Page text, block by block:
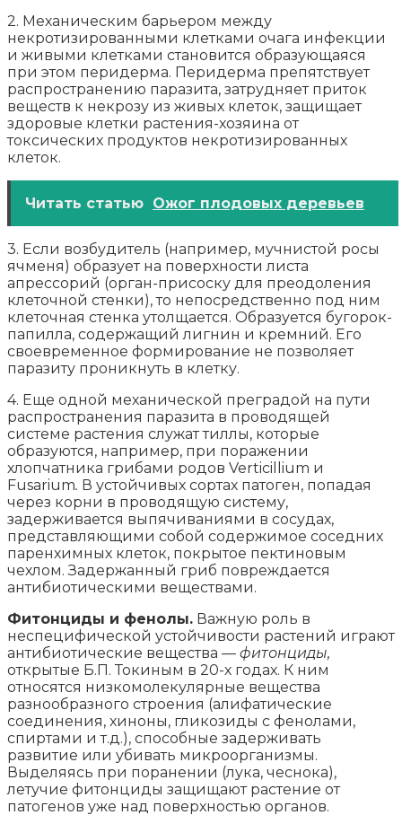
2. Механическим барьером между
некротизированными клетками очага инфекции
и живыми клетками становится образующаяся
при этом перидерма. Перидерма препятствует
распространению паразита, затрудняет приток
веществ к некрозу из живых клеток, защищает
здоровые клетки растения-хозяина от
токсических продуктов некротизированных
клеток.
Читать статью Ожог плодовых деревьев
3. Если возбудитель (например, мучнистой росы
ячменя) образует на поверхности листа
апрессорий (орган-присоску для преодоления
клеточной стенки), то непосредственно под ним
клеточная стенка утолщается. Образуется бугорок-
папилла, содержащий лигнин и кремний. Его
своевременное формирование не позволяет
паразиту проникнуть в клетку.
4. Еще одной механической преградой на пути
распространения паразита в проводящей
системе растения служат тиллы, которые
образуются, например, при поражении
хлопчатника грибами родов Verticillium и
Fusarium. В устойчивых сортах патоген, попадая
через корни в проводящую систему,
задерживается выпячиваниями в сосудах,
представляющими собой содержимое соседних
паренхимных клеток, покрытое пектиновым
чехлом. Задержанный гриб повреждается
антибиотическими веществами.
Фитонциды и фенолы. Важную роль в
неспецифической устойчивости растений играют
антибиотические вещества — фитонциды,
открытые Б.П. Токиным в 20-х годах. К ним
относятся низкомолекулярные вещества
разнообразного строения (алифатические
соединения, хиноны, гликозиды с фенолами,
спиртами и т.д.), способные задерживать
развитие или убивать микроорганизмы.
Выделяясь при поранении (лука, чеснока),
летучие фитонциды защищают растение от
патогенов уже над поверхностью органов.